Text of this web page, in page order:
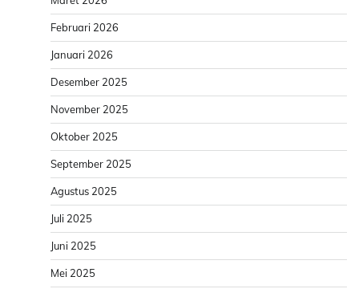
Februari 2026
Januari 2026
Desember 2025
November 2025
Oktober 2025
September 2025
Agustus 2025
Juli 2025
Juni 2025
Mei 2025